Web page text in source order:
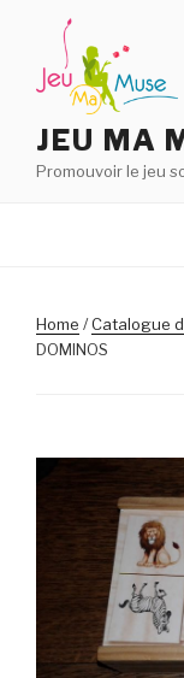
contenu
principal
JEU MA
Promouvoir le jeu
Home /Catalogue
DOMINOS